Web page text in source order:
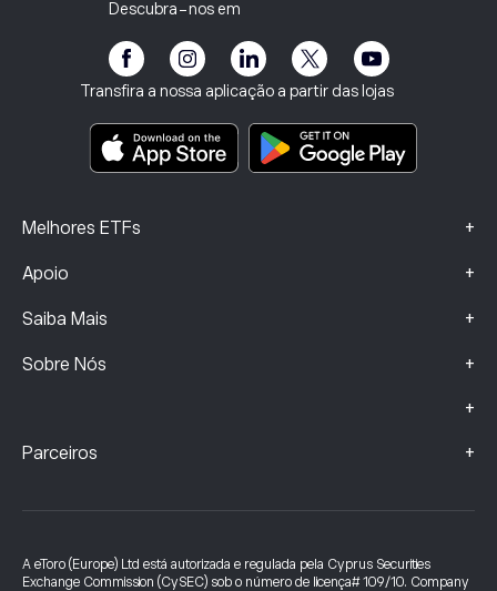
Descubra-nos em
Transfira a nossa aplicação a partir das lojas
Melhores ETFs +
Apoio +
Saiba Mais +
eToro Academia
Sobre Nós +
Impressum
+
Regulamentação
Divulgação de riscos
Termos e Condições
Principais documentos informativos
Dados sobre Queixas (Clientes FCA)
Parceiros +
Programa de Afiliados
Clube da eToro
Seguros de Investimento
A eToro (Europe) Ltd está autorizada e regulada pela Cyprus Securities
Exchange Commission (CySEC) sob o número de licença# 109/10. Company